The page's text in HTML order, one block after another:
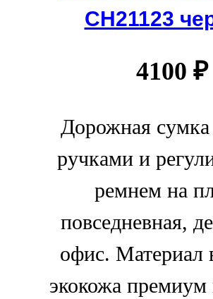
СН21123
4100 ₽
Дорожная
ручками и
ремнем на
повседневная,
офис. Материал
экокожа премиум